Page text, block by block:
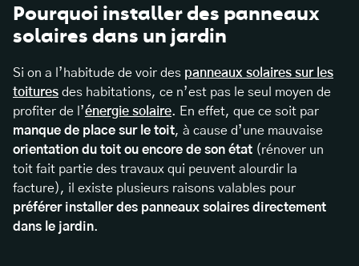
Pourquoi installer des panneaux
solaires dans un jardin
Si on a l’habitude de voir des panneaux solaires sur les
toitures des habitations, ce n’est pas le seul moyen de
profiter de l’énergie solaire. En effet, que ce soit par
manque de place sur le toit, à cause d’une mauvaise
orientation du toit ou encore de son état (rénover un
toit fait partie des travaux qui peuvent alourdir la
facture), il existe plusieurs raisons valables pour
préférer installer des panneaux solaires directement
dans le jardin.